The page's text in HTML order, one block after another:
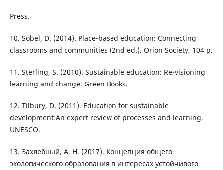
Press.
10. Sobel, D. (2014). Place-based education: Connecting
classrooms and communities (2nd ed.). Orion Society, 104 p.
11. Sterling, S. (2010). Sustainable education: Re-visioning
learning and change. Green Books.
12. Tilbury, D. (2011). Education for sustainable
development:An expert review of processes and learning.
UNESCO.
13. Захлебный, А. Н. (2017). Концепция общего
экологического образования в интересах устойчивого